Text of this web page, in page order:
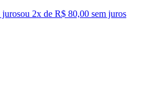
jurosou 2x de R$ 80,00 sem juros